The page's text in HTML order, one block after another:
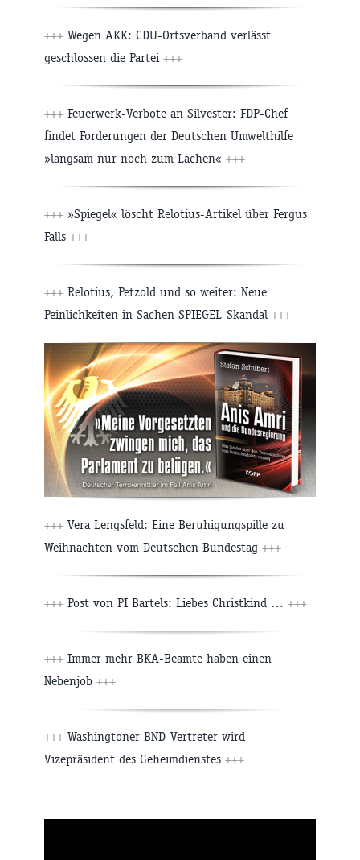
+++ Wegen AKK: CDU-Ortsverband verlässt
geschlossen die Partei +++
+++ Feuerwerk-Verbote an Silvester: FDP-Chef
findet Forderungen der Deutschen Umwelthilfe
»langsam nur noch zum Lachen« +++
+++ »Spiegel« löscht Relotius-Artikel über Fergus
Falls +++
+++ Relotius, Petzold und so weiter: Neue
Peinlichkeiten in Sachen SPIEGEL-Skandal +++
+++ Vera Lengsfeld: Eine Beruhigungspille zu
Weihnachten vom Deutschen Bundestag +++
+++ Post von PI Bartels: Liebes Christkind … +++
+++ Immer mehr BKA-Beamte haben einen
Nebenjob +++
+++ Washingtoner BND-Vertreter wird
Vizepräsident des Geheimdienstes +++